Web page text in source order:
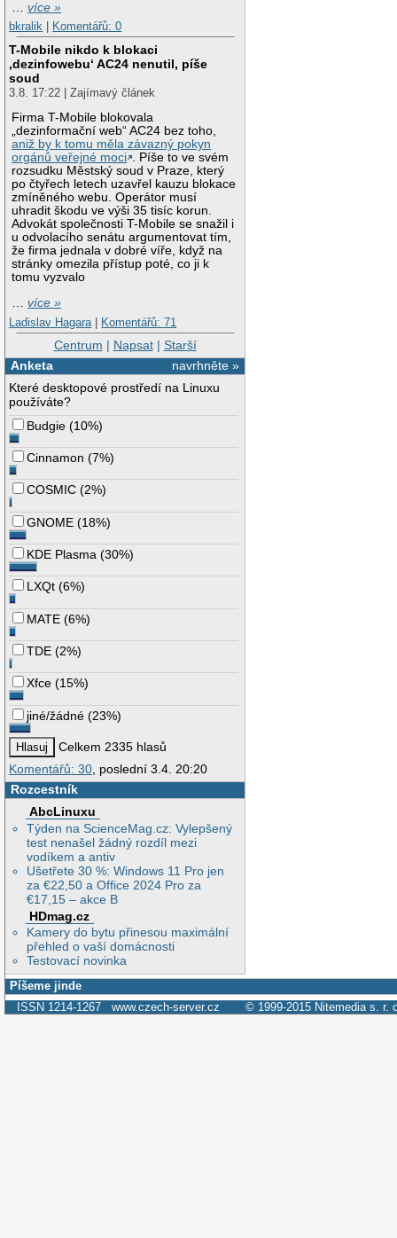
…více »
bkralik
Komentářů: 0
T-Mobile nikdo k blokaci
‚dezinfowebu‘ AC24 nenutil, píše
soud
3.8. 17:22 | Zajímavý článek
Firma T-Mobile blokovala
„dezinformační web“ AC24 bez toho,
aniž by k tomu měla závazný pokyn
orgánů veřejné moci . Píše to ve svém
rozsudku Městský soud v Praze, který
po čtyřech letech uzavřel kauzu blokace
zmíněného webu. Operátor musí
uhradit škodu ve výši 35 tisíc korun.
Advokát společnosti T-Mobile se snažil i
u odvolacího senátu argumentovat tím,
že firma jednala v dobré víře, když na
stránky omezila přístup poté, co ji k
tomu vyzvalo
…více »
Ladislav Hagara | Komentářů: 71
Centrum | Napsat| Starší
navrhněte »
Anketa
Které desktopové prostředí na Linuxu
používáte?
Budgie (10%)
Cinnamon (7%)
COSMIC (2%)
GNOME (18%)
KDE Plasma (30%)
LXQt (6%)
MATE (6%)
TDE (2%)
Xfce (15%)
jiné/žádné (23%)
Celkem 2335 hlasů
Komentářů: 30, poslední 3.4. 20:20
Rozcestník
AbcLinuxu
Týden na ScienceMag.cz: Vylepšený
test nenašel žádný rozdíl mezi
vodíkem a antiv
Ušetřete 30 %: Windows 11 Pro jen
za €22,50 a Office 2024 Pro za
€17,15 – akce B
HDmag.cz
Kamery do bytu přinesou maximální
přehled o vaší domácnosti
Testovací novinka
Píšeme jinde
ISSN 1214-1267 www.czech-server.cz © 1999-2015 Nitemedia s. r.